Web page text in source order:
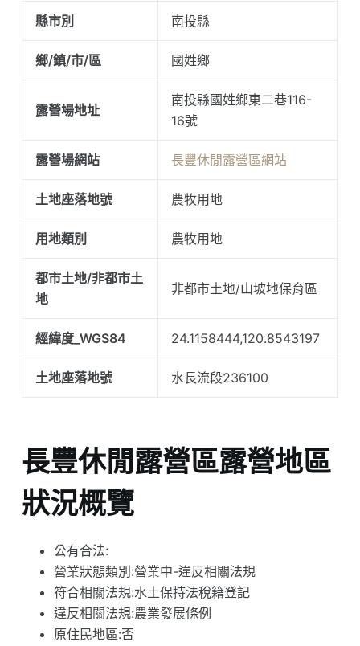
縣市別 南投縣
鄉/鎮/市/區 國姓鄉
露營場地址
南投縣國姓鄉東二巷116-
16號
露營場網站 長豐休閒露營區網站
土地座落地號 農牧用地
用地類別 農牧用地
都市土地/非都市土
地
非都市土地/山坡地保育區
經緯度_WGS84 24.1158444,120.8543197
土地座落地號 水長流段236100
長豐休閒露營區露營地區
狀況概覽
公有合法:
營業狀態類別:營業中-違反相關法規
符合相關法規:水土保持法稅籍登記
違反相關法規:農業發展條例
原住民地區:否